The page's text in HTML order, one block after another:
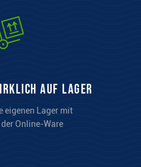
auf Lager
eigenen Lager mit
Online-Ware